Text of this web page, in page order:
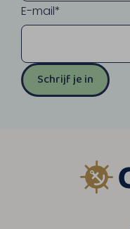
E-mail*
Schrijf je in